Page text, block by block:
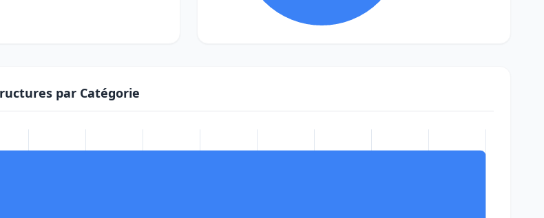
par Catégorie